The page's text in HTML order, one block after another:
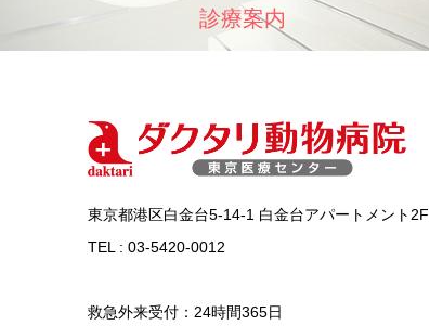
診療案内
東京都港区白金台5-14-1 白金台アパートメント2F
TEL : 03-5420-0012
救急外来受付：24時間365日